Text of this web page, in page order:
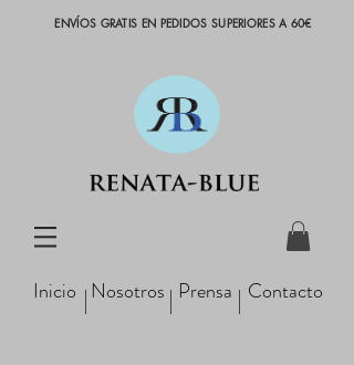
ENVÍOS GRATIS EN PEDIDOS SUPERIORES A 60€
Inicio Nosotros Prensa Contacto